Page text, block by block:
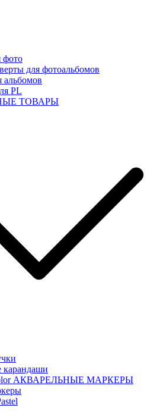
фото
для фотоальбомов
альбомов
PL
ТОВАРЫ
карандаши
АКВАРЕЛЬНЫЕ МАРКЕРЫ